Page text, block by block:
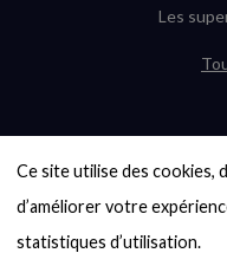
Ce site utilise des cookies,
d’améliorer votre
statistiques d’utilisation.
Les
6000
Quel